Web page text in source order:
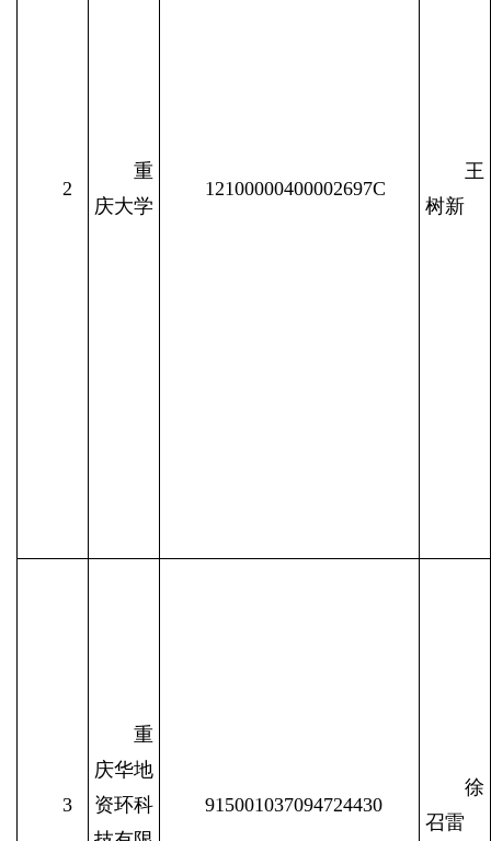
2
重
庆大学
12100000400002697C
王
树新
3
重
庆华地
资环科
915001037094724430
徐
召雷